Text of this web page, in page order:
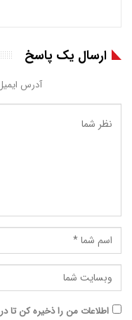
ارسال یک پاسخ
آدرس
اطلاعات من را ذخیره کن تا